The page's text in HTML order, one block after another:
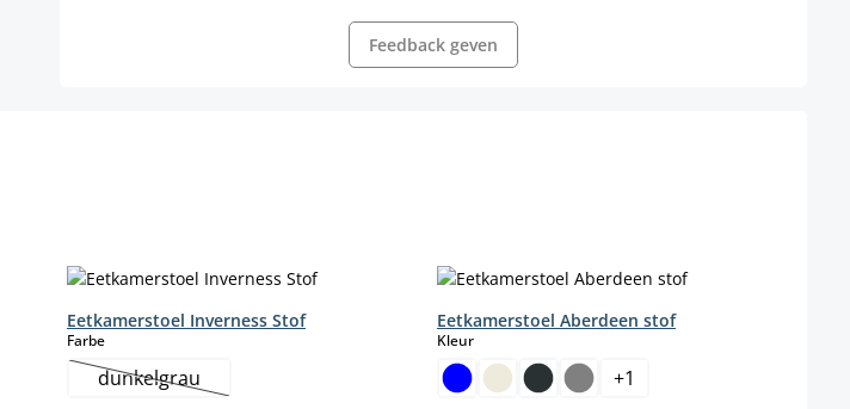
Feedback geven
Eetkamerstoel Inverness Stof
Farbeselect
dunkelgrau(Deze optie is momenteel niet beschikbaar.)
Eetkamerstoel Aberdeen stof
Kleurselect
+1